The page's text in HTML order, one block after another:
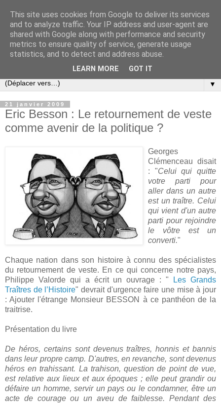
Slovar les Nouvelles
Blog citoyen d'informations, de décryptages et de
commentaires depuis 2005
▼
21 janvier 2009
Eric Besson : Le retournement de veste
comme avenir de la politique ?
Georges
Clémenceau disait
: "Celui qui quitte
votre parti pour
aller dans un autre
est un traître. Celui
qui vient d'un autre
parti pour rejoindre
le vôtre est un
converti."
Chaque nation dans son histoire à connu des spécialistes
du retournement de veste. En ce qui concerne notre pays,
Philippe Valorde qui a écrit un ouvrage : "
Les Grands
Traîtres de l’Histoire" devrait d'urgence faire une mise à jour
: Ajouter l'étrange Monsieur BESSON à ce panthéon de la
traitrise.
Présentation du livre
De héros, certains sont devenus traîtres, honnis et bannis
dans leur propre camp. D'autres, en revanche, sont devenus
héros en trahissant. La trahison, question de point de vue,
est relative aux lieux et aux époques ; elle peut grandir ou
défaire un homme, servir un pays ou le condamner, être un
acte de courage ou un aveu de faiblesse. Pendant des
This site uses cookies from Google to deliver its services
and to analyze traffic. Your IP address and user-agent are
shared with Google along with performance and security
metrics to ensure quality of service, generate usage
statistics, and to detect and address abuse.
LEARN MORE GOT IT